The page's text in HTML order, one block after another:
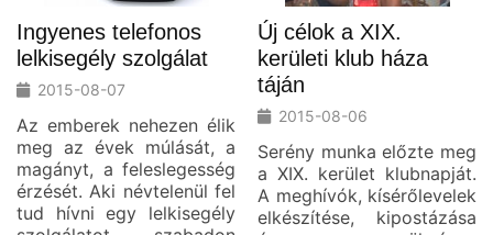
Ingyenes telefonos
lelkisegély szolgálat
2015-08-07
Az emberek nehezen élik
meg az évek múlását, a
magányt, a feleslegesség
érzését. Aki névtelenül fel
tud hívni egy lelkisegély
Új célok a XIX.
kerületi klub háza
táján
2015-08-06
Serény munka előzte meg
a XIX. kerület klubnapját.
A meghívók, kísérőlevelek
elkészítése, kipostázása